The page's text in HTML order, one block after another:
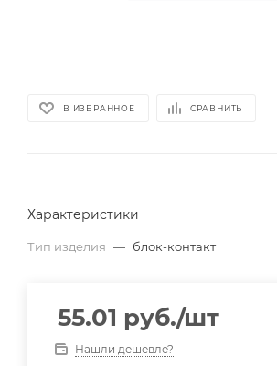
В ИЗБРАННОЕ СРАВНИТЬ
Характеристики
Тип изделия — блок-контакт
55.01 руб./шт
Нашли дешевле?